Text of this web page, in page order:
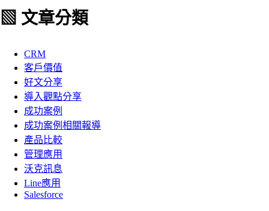
▧ 文章分類
CRM
客戶價值
好文分享
導入觀點分享
成功案例
成功案例相關報導
產品比較
管理應用
沃克訊息
Line應用
Salesforce